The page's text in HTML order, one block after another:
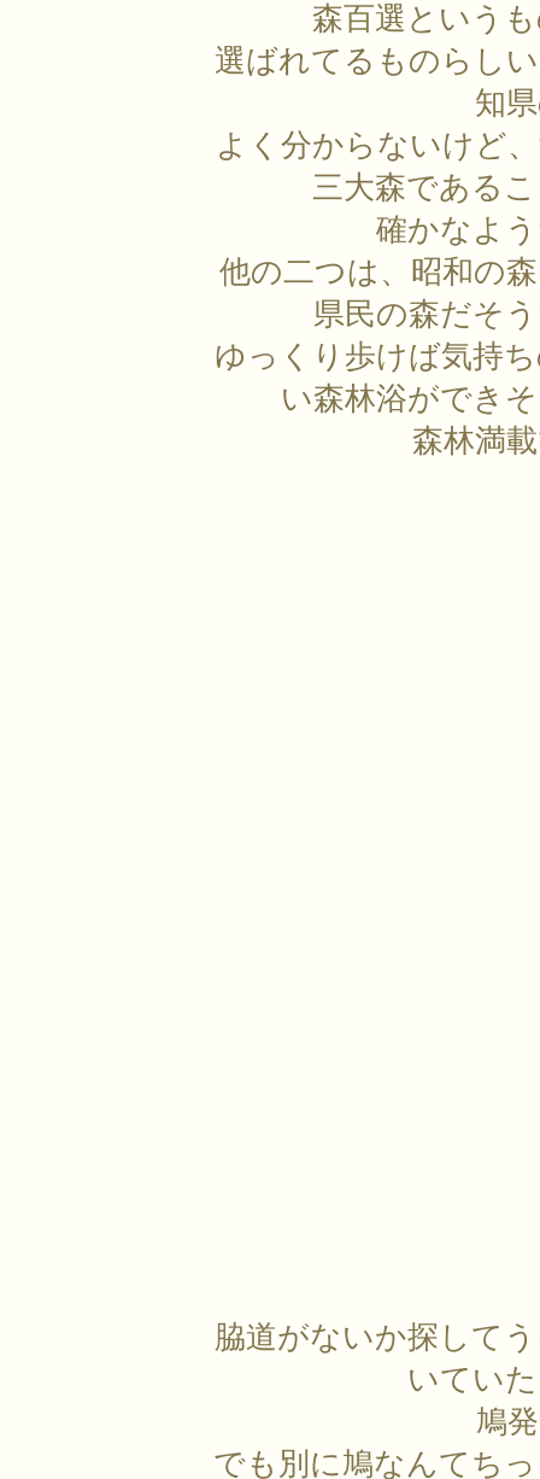
森百選という
選ばれてるものらし
知
よく分からないけど
三大森である
確かなよ
他の二つは、昭和の
県民の森だそ
ゆっくり歩けば気持
い森林浴ができ
森林満
脇道がないか探して
いてい
鳩
でも別に鳩なんてち